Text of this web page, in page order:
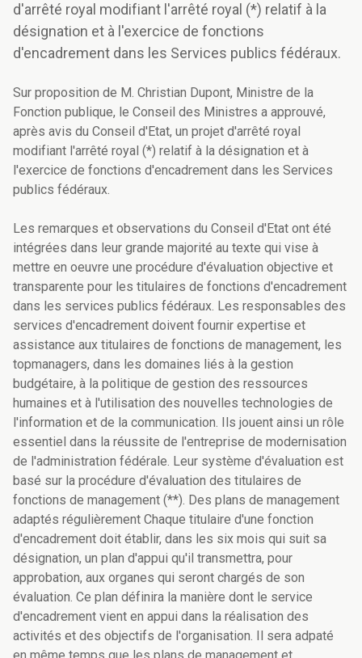
d'arrêté royal modifiant l'arrêté royal (*) relatif à la
désignation et à l'exercice de fonctions
d'encadrement dans les Services publics fédéraux.
Sur proposition de M. Christian Dupont, Ministre de la
Fonction publique, le Conseil des Ministres a approuvé,
après avis du Conseil d'Etat, un projet d'arrêté royal
modifiant l'arrêté royal (*) relatif à la désignation et à
l'exercice de fonctions d'encadrement dans les Services
publics fédéraux.
Les remarques et observations du Conseil d'Etat ont été
intégrées dans leur grande majorité au texte qui vise à
mettre en oeuvre une procédure d'évaluation objective et
transparente pour les titulaires de fonctions d'encadrement
dans les services publics fédéraux. Les responsables des
services d'encadrement doivent fournir expertise et
assistance aux titulaires de fonctions de management, les
topmanagers, dans les domaines liés à la gestion
budgétaire, à la politique de gestion des ressources
humaines et à l'utilisation des nouvelles technologies de
l'information et de la communication. Ils jouent ainsi un rôle
essentiel dans la réussite de l'entreprise de modernisation
de l'administration fédérale. Leur système d'évaluation est
basé sur la procédure d'évaluation des titulaires de
fonctions de management (**). Des plans de management
adaptés régulièrement Chaque titulaire d'une fonction
d'encadrement doit établir, dans les six mois qui suit sa
désignation, un plan d'appui qu'il transmettra, pour
approbation, aux organes qui seront chargés de son
évaluation. Ce plan définira la manière dont le service
d'encadrement vient en appui dans la réalisation des
activités et des objectifs de l'organisation. Il sera adpaté